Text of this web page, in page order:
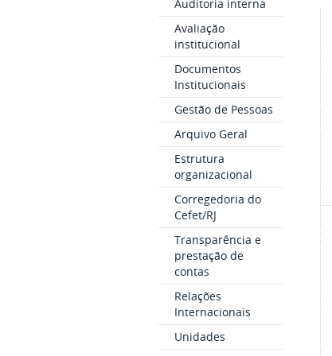
Auditoria interna
Avaliação
institucional
Documentos
Institucionais
Gestão de Pessoas
Arquivo Geral
Estrutura
organizacional
Corregedoria do
Cefet/RJ
Transparência e
prestação de
contas
Relações
Internacionais
Unidades